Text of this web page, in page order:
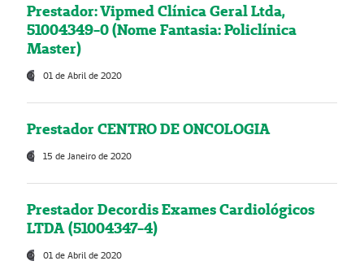
Prestador: Vipmed Clínica Geral Ltda,
51004349-0 (Nome Fantasia: Policlínica
Master)
01 de Abril de 2020
Prestador CENTRO DE ONCOLOGIA
15 de Janeiro de 2020
Prestador Decordis Exames Cardiológicos
LTDA (51004347-4)
01 de Abril de 2020